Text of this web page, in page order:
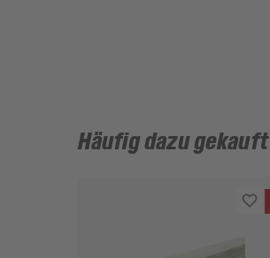
Häufig dazu gekauft